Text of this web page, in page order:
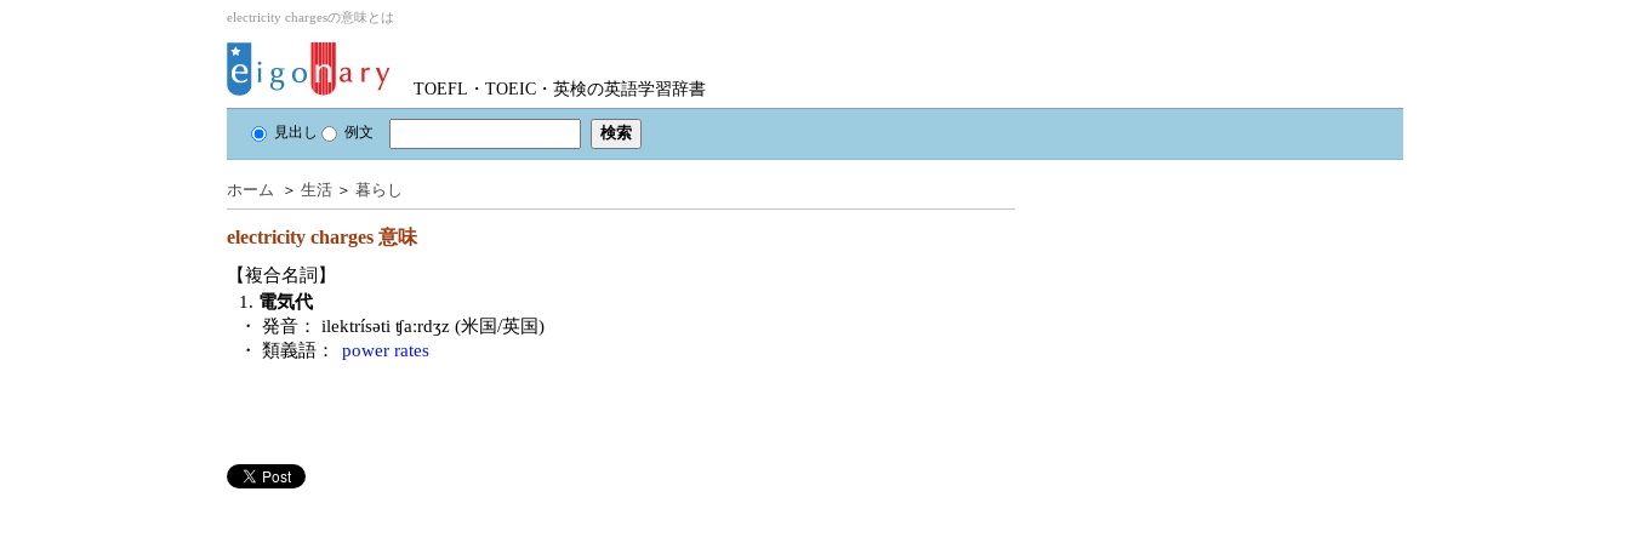
electricity chargesの意味とは
TOEFL・TOEIC・英検の英語学習辞書
見出し 例文
ホーム ＞ 生活 ＞ 暮らし
electricity charges 意味
【複合名詞】
1. 電気代
・ 発音：
ilektrísəti ʧaːrdʒz (米国/英国)
・ 類義語：
power rates